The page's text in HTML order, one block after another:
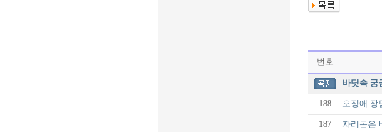
번호
바닷속 궁
188 오징애 장
187 자리돔은